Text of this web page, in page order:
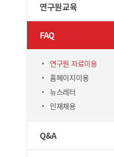
연구원교육
FAQ
연구원 자료이용
홈페이지이용
뉴스레터
인재채용
Q&A